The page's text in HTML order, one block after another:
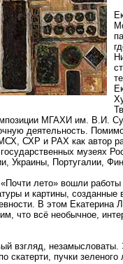
МГАХИ им. В.И.
деятельность.
СХР и РАХ как автор
музеях
Украины, Португалии,
лето» вошли
и картины, созданные
В этом Екатерина
что всё необычное,
взгляд,
скатерти, пучки